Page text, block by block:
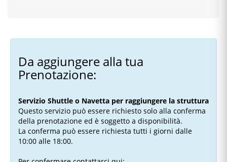
Da aggiungere alla tua
Prenotazione:
Servizio Shuttle o Navetta per raggiungere la struttura
Questo servizio può essere richiesto solo alla conferma
della prenotazione ed è soggetto a disponibilità.
La conferma può essere richiesta tutti i giorni dalle
10:00 alle 18:00.